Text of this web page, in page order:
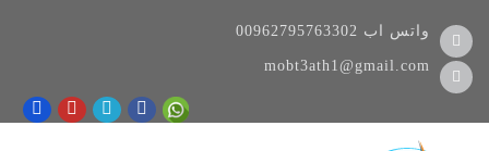
00962795763302 واتس اب
mobt3ath1@gmail.com